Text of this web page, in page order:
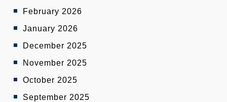
February 2026
January 2026
December 2025
November 2025
October 2025
September 2025